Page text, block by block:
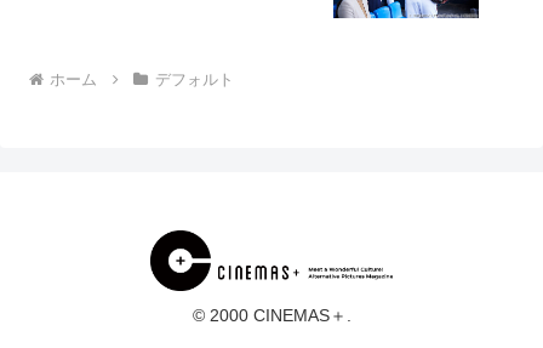
ホーム デフォルト
© 2000 CINEMAS＋.